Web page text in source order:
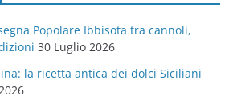
Popolare Ibbisota tra cannoli,
30 Luglio 2026
la ricetta antica dei dolci Siciliani